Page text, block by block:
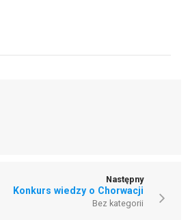
Następny
Konkurs wiedzy o Chorwacji
Bez kategorii